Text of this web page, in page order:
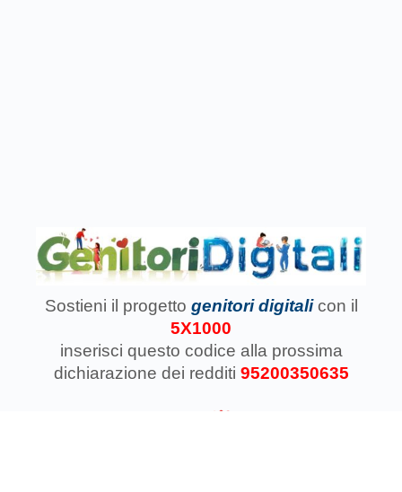
Sostieni il progetto genitori digitali con il
5X1000
inserisci questo codice alla prossima
dichiarazione dei redditi 95200350635